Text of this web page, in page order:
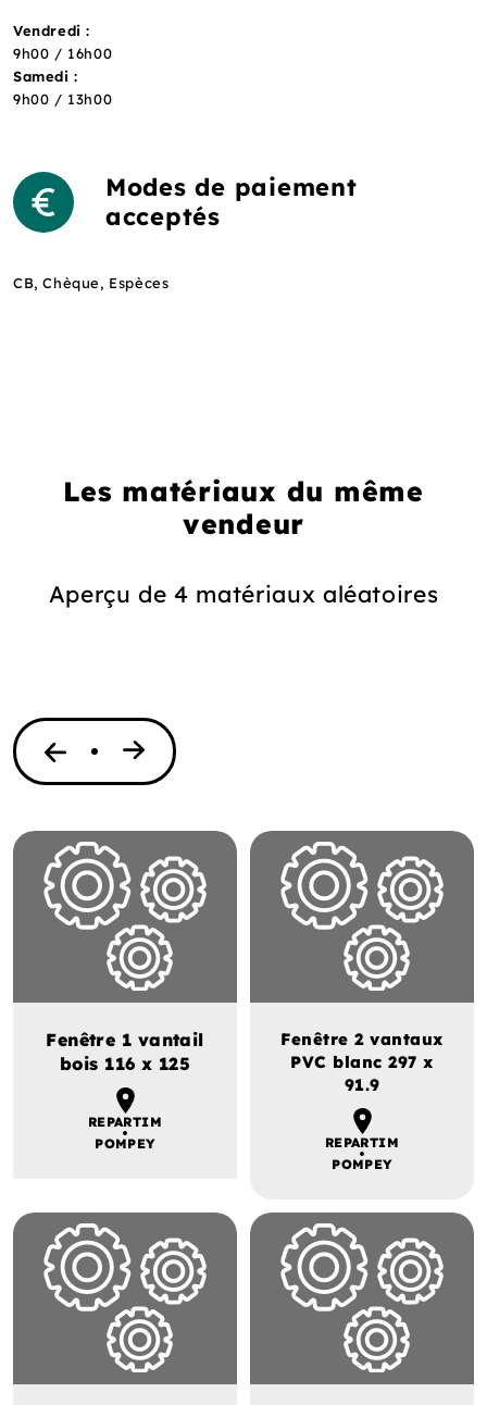
Vendredi :
9h00 / 16h00
Samedi :
9h00 / 13h00
Modes de paiement
acceptés
CB, Chèque, Espèces
Les matériaux du même
vendeur
Aperçu de 4 matériaux aléatoires
Fenêtre 1 vantail
bois 116 x 125
REPARTIM
POMPEY
Fenêtre 2 vantaux
PVC blanc 297 x
91.9
REPARTIM
POMPEY